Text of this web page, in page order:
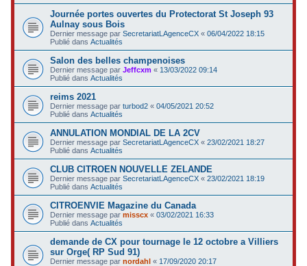
Journée portes ouvertes du Protectorat St Joseph 93
Aulnay sous Bois
Dernier message parSecretariatLAgenceCX «06/04/2022 18:15
Publié dansActualités
Salon des belles champenoises
Dernier message parJeffcxm « 13/03/2022 09:14
Publié dansActualités
reims 2021
Dernier message parturbod2 «04/05/2021 20:52
Publié dansActualités
ANNULATION MONDIAL DE LA 2CV
Dernier message parSecretariatLAgenceCX «23/02/2021 18:27
Publié dansActualités
CLUB CITROEN NOUVELLE ZELANDE
Dernier message parSecretariatLAgenceCX «23/02/2021 18:19
Publié dansActualités
CITROENVIE Magazine du Canada
Dernier message parmisscx «03/02/2021 16:33
Publié dansActualités
demande de CX pour tournage le 12 octobre a Villiers
sur Orge( RP Sud 91)
Dernier message parnordahl « 17/09/2020 20:17